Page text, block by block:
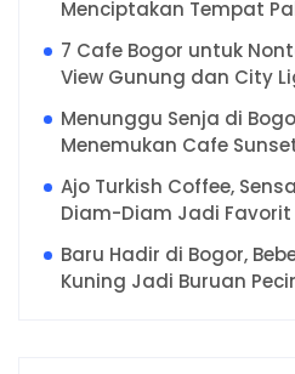
Menciptakan Tempat
7 Cafe Bogor untuk
View Gunung dan City
Menunggu Senja di
Menemukan Cafe
Ajo Turkish Coffee,
Diam-Diam Jadi Favorit
Baru Hadir di Bogor,
Kuning Jadi Buruan